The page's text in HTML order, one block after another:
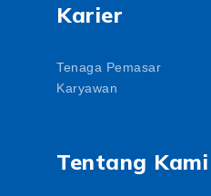
Karier
Tenaga Pemasar
Karyawan
Tentang Kami